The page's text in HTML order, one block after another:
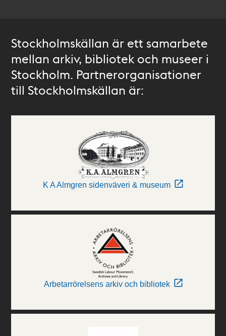
Stockholmskällan är ett samarbete
mellan arkiv, bibliotek och museer i
Stockholm. Partnerorganisationer
till Stockholmskällan är:
K A Almgren sidenväveri & museum
Arbetarrörelsens arkiv och bibliotek